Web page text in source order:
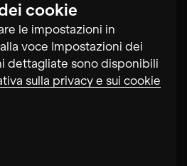
cookie
le impostazioni in
voce Impostazioni dei
dettagliate sono disponibili
sulla privacy e sui cookie